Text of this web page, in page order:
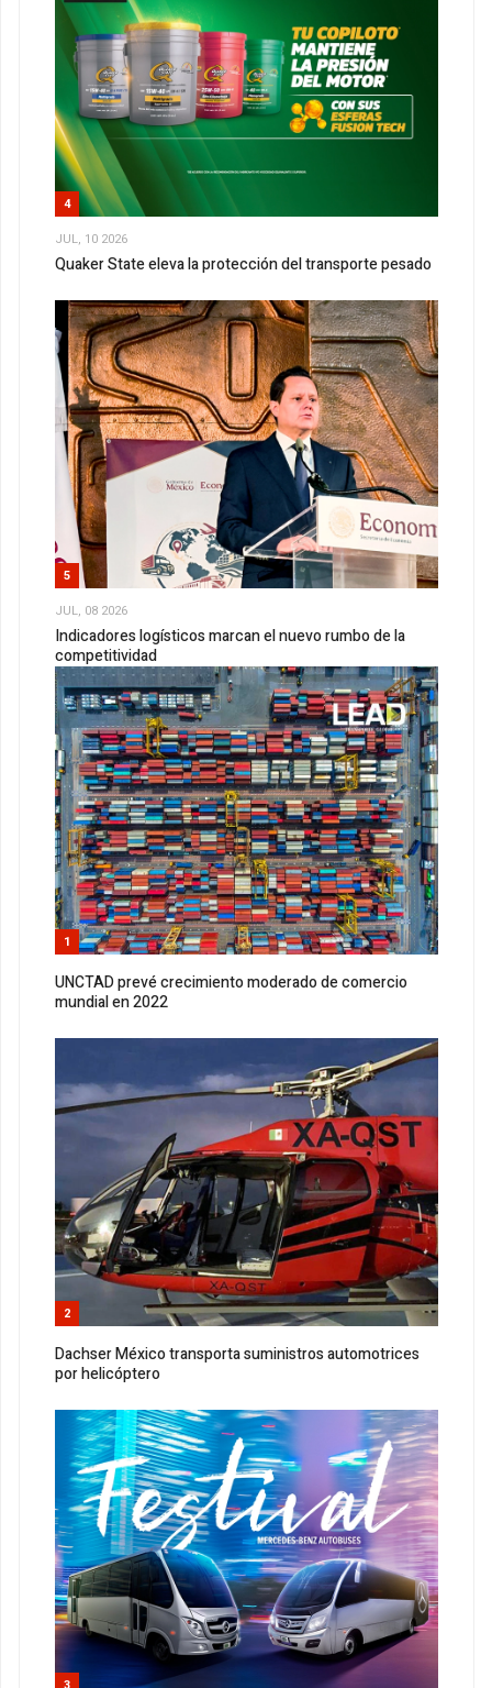
4
JUL, 10 2026
Quaker State eleva la protección del transporte pesado
5
JUL, 08 2026
Indicadores logísticos marcan el nuevo rumbo de la
competitividad
1
UNCTAD prevé crecimiento moderado de comercio
mundial en 2022
2
Dachser México transporta suministros automotrices
por helicóptero